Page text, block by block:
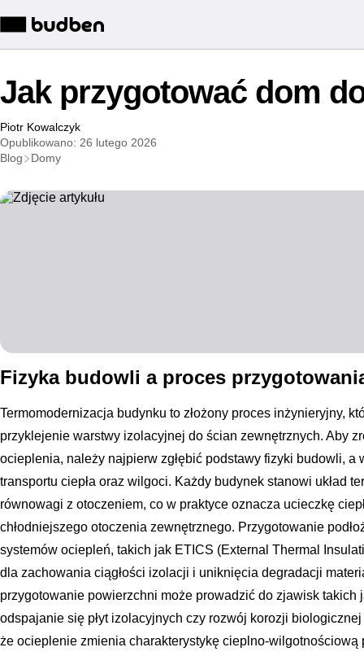
Jak przygotować dom
Piotr Kowalczyk
Opublikowano: 26 lutego 2026
Blog
Domy
Fizyka budowli a proces
Termomodernizacja budynku to złożony proces inżynieryjny,
przyklejenie warstwy izolacyjnej do ścian zewnętrznych. Aby
ocieplenia, należy najpierw zgłębić podstawy fizyki budowli, a
transportu ciepła oraz wilgoci. Każdy budynek stanowi układ
równowagi z otoczeniem, co w praktyce oznacza ucieczkę
chłodniejszego otoczenia zewnętrznego. Przygotowanie
systemów ociepleń, takich jak ETICS (External Thermal
dla zachowania ciągłości izolacji i uniknięcia degradacji
przygotowanie powierzchni może prowadzić do zjawisk
odspajanie się płyt izolacyjnych czy rozwój korozji
że ocieplenie zmienia charakterystykę cieplno-wilgotnościową